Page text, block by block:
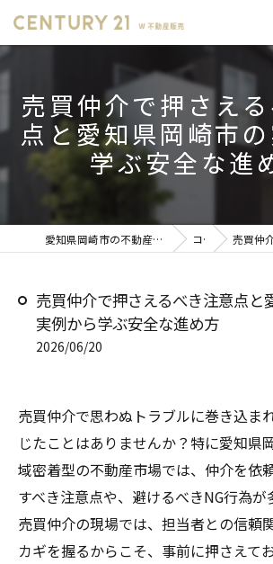
売買仲介で押さえ
点と愛知県岡崎市
学ぶ安全な進
愛知県岡崎市の不動産売却ならセンチュリー21 W不動産販売 コラム 売買仲介で押さえる
売買仲介で押さえるべき注意点と
実例から学ぶ安全な進め方
2026/06/20
売買仲介で思わぬトラブルに巻き込ま
じたことはありませんか？特に愛知県
域密着型の不動産市場では、仲介を依
すべき注意点や、避けるべきNG行為が
売買仲介の現場では、担当者との信頼
カギを握るからこそ、事前に押さえて